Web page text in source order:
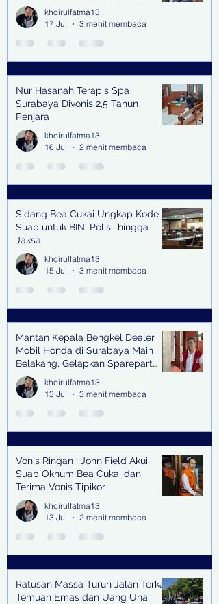
Kabupaten & Kota
khoirulfatma13
17 Jul
3 menit membaca
Nur Hasanah Terapis Spa
Surabaya Divonis 2,5 Tahun
Penjara
khoirulfatma13
16 Jul
2 menit membaca
Sidang Bea Cukai Ungkap Kode
Suap untuk BIN, Polisi, hingga
Jaksa
khoirulfatma13
15 Jul
3 menit membaca
Mantan Kepala Bengkel Dealer
Mobil Honda di Surabaya Main
Belakang, Gelapkan Sparepart
Senilai Rp 1,9 Miliar
khoirulfatma13
13 Jul
3 menit membaca
Vonis Ringan : John Field Akui
Suap Oknum Bea Cukai dan
Terima Vonis Tipikor
khoirulfatma13
13 Jul
2 menit membaca
Ratusan Massa Turun Jalan Terkait
Temuan Emas dan Uang Unai